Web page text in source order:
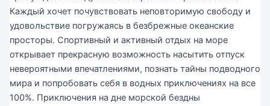
Каждый хочет почувствовать неповторимую свободу и
удовольствие погружаясь в безбрежные океанские
просторы. Спортивный и активный отдых на море
открывает прекрасную возможность насытить отпуск
невероятными впечатлениями, познать тайны подводного
мира и попробовать себя в водных приключениях на все
100%. Приключения на дне морской бездны